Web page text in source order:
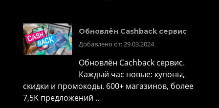
Обновлён Cashback сервис
Добавлено от: 29.03.2024
Обновлён Cachback сервис.
Каждый час новые: купоны,
скидки и промокоды. 600+ магазинов, более
7,5K предложений ..